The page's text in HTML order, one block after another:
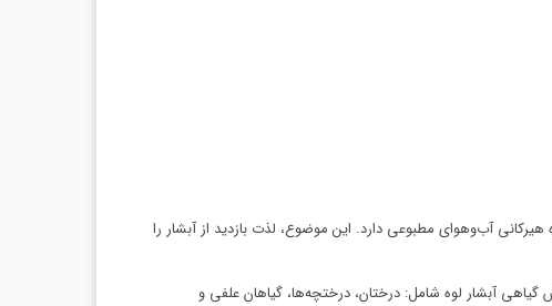
آب‌وهوای مطبوعی دارد. این موضوع، لذت بازدید از آبشار را
آبشار لوه شامل: درختان، درختچه‌ها، گیاهان علفی و